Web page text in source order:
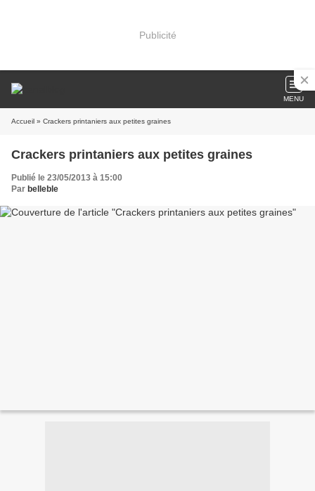
Publicité
MENU
Accueil » Crackers printaniers aux petites graines
Crackers printaniers aux petites graines
Publié le 23/05/2013 à 15:00
Par belleble